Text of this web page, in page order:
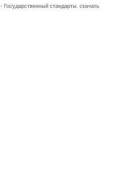
- Государственный стандарты. скачать